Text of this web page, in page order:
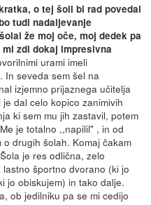
o tej šoli bi rad povedal
tudi nadaljevanje
že moj oče, moj dedek pa
zdi dokaj impresivna
urami imeli
In seveda sem šel na
izjemno prijaznega učitelja
dal celo kopico zanimivih
ki sem mu jih zastavil, potem
je totalno ,,napilil" , in od
drugih šolah. Komaj čakam
je res odlična, zelo
športno dvorano (ki jo
jo obiskujem) in tako dalje.
ob jedilniku pa se mi cedijo